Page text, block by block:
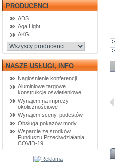
PRODUCENCI
ADS
Aga Light
AKG
NASZE USŁUGI, INFO
Nagłośnienie konferencji
Aluminiowe targowe
konstrukcje oświetleniowe
Wynajem na imprezy
okolicznościowe
Wynajem sceny, podestów
Obsługa pokazów mody
Wsparcie ze środków
Funduszu Przeciwdziałania
COVID-19